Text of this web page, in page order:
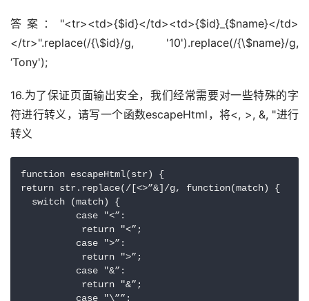
答案："<tr><td>{$id}</td><td>{$id}_{$name}</td>
</tr>".replace(/{\$id}/g, '10').replace(/{\$name}/g,
‘Tony');
16.为了保证页面输出安全，我们经常需要对一些特殊的字
符进行转义，请写一个函数escapeHtml，将<, >, &, "进行
转义
function escapeHtml(str) {
return str.replace(/[<>”&]/g, function(match) {
  switch (match) {
          case "<”:
           return "<”;
          case ">”:
           return ">”;
          case "&”:
           return "&”;
          case "\””: